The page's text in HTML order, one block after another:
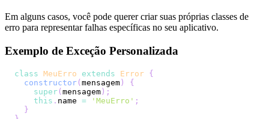
Em alguns casos, você pode querer criar suas próprias classes de
erro para representar falhas específicas no seu aplicativo.
Exemplo de Exceção Personalizada
class MeuErro extends Error {
constructor(mensagem)
{
super(mensagem) ;
this . name = 'MeuErro' ;
}